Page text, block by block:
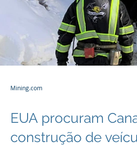
EUA procuram
construção de
Mining.com